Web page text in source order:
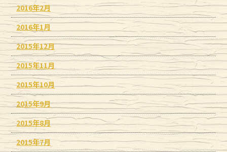
2016年2月
2016年1月
2015年12月
2015年11月
2015年10月
2015年9月
2015年8月
2015年7月